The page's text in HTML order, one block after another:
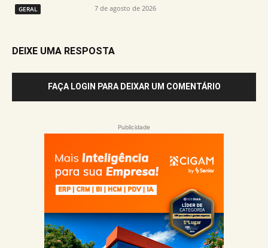
GERAL 7 de agosto de 2026
DEIXE UMA RESPOSTA
FAÇA LOGIN PARA DEIXAR UM COMENTÁRIO
Publicidade